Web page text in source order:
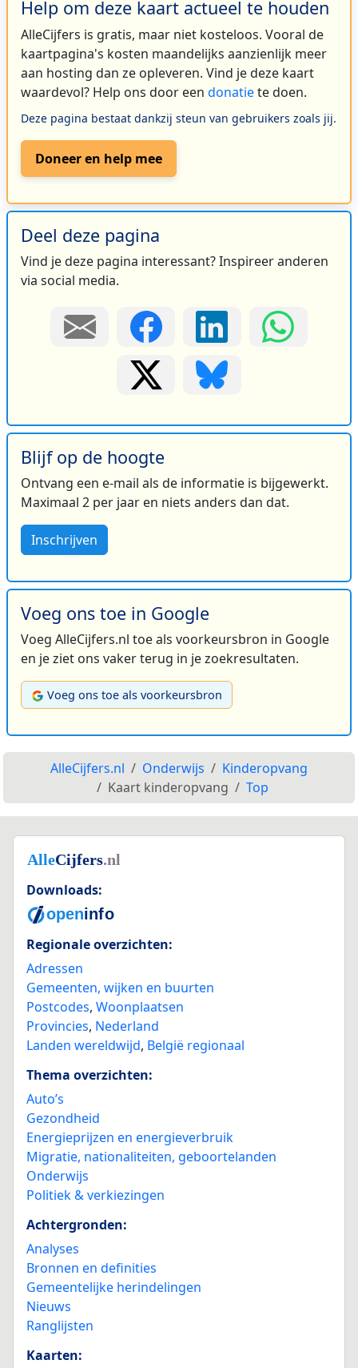
Help om deze kaart actueel te houden
AlleCijfers is gratis, maar niet kosteloos. Vooral de
kaartpagina's kosten maandelijks aanzienlijk meer
aan hosting dan ze opleveren. Vind je deze kaart
waardevol? Help ons door een donatiete doen.
Deze pagina bestaat dankzij steun van gebruikers zoals jij.
Doneer en help mee
Deel deze pagina
Vind je deze pagina interessant? Inspireer anderen
via social media.
Blijf op de hoogte
Ontvang een e-mail als de informatie is bijgewerkt.
Maximaal 2 per jaar en niets anders dan dat.
Inschrijven
Voeg ons toe in Google
Voeg AlleCijfers.nl toe als voorkeursbron in Google
en je ziet ons vaker terug in je zoekresultaten.
Voeg ons toe als voorkeursbron
AlleCijfers.nl Onderwijs
Kinderopvang
Kaart kinderopvang
Top
Downloads:
Regionale overzichten:
Adressen
Gemeenten, wijken en buurten
Postcodes, Woonplaatsen
Provincies, Nederland
Landen wereldwijd, België regionaal
Thema overzichten:
Auto’s
Gezondheid
Energieprijzen en energieverbruik
Migratie, nationaliteiten, geboortelanden
Onderwijs
Politiek & verkiezingen
Achtergronden:
Analyses
Bronnen en definities
Gemeentelijke herindelingen
Nieuws
Ranglijsten
Kaarten: